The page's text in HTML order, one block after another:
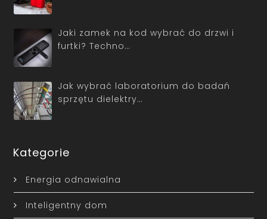
Jaki zamek na kod wybrać do drzwi i
furtki? Techno…
Jak wybrać laboratorium do badań
sprzętu dielektry…
Kategorie
Energia odnawialna
Inteligentny dom